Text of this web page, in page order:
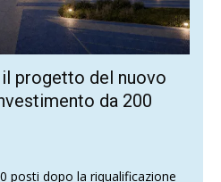
progetto del nuovo
da 200
posti dopo la riqualificazione